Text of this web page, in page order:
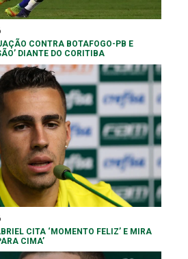
CONTRA BOTAFOGO-PB E
DIANTE DO CORITIBA
CITA ‘MOMENTO FELIZ’ E MIRA
CIMA’